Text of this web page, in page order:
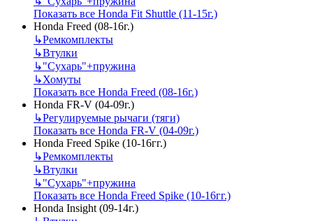
Показать все Honda Fit Shuttle (11-15г.)
Honda Freed (08-16г.)
↳Ремкомплекты
↳Втулки
↳"Сухарь"+пружина
↳Хомуты
Показать все Honda Freed (08-16г.)
Honda FR-V (04-09г.)
↳Регулируемые рычаги (тяги)
Показать все Honda FR-V (04-09г.)
Honda Freed Spike (10-16гг.)
↳Ремкомплекты
↳Втулки
↳"Сухарь"+пружина
Показать все Honda Freed Spike (10-16гг.)
Honda Insight (09-14г.)